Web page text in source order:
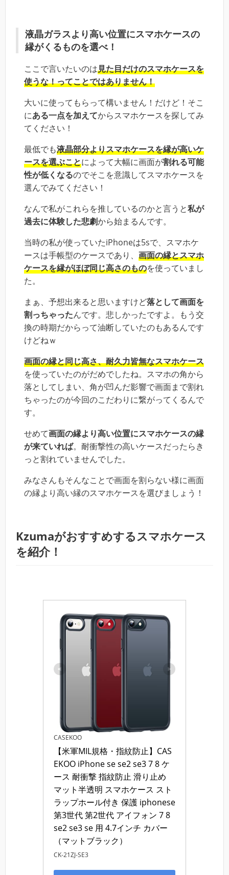
液晶ガラスより高い位置にスマホケースの
縁がくるものを選べ！
ここで言いたいのは見た目だけのスマホケースを
使うな！ってことではありません！
大いに使ってもらって構いません！だけど！そこ
にある一点を加えてからスマホケースを探してみ
てください！
最低でも液晶部分よりスマホケースを縁が高いケ
ースを選ぶことによって大幅に画面が割れる可能
性が低くなるのでそこを意識してスマホケースを
選んでみてください！
なんで私がこれらを推しているのかと言うと私が
過去に体験した悲劇から始まるんです。
当時の私が使っていたiPhoneは5sで、スマホケ
ースは手帳型のケースであり、 画面の縁とスマホ
ケースを縁がほぼ同じ高さのものを使っていまし
た。
まぁ、予想出来ると思いますけど落として画面を
割っちゃったんです。悲しかったですよ。もう交
換の時期だからって油断していたのもあるんです
けどねｗ
画面の縁と同じ高さ、耐久力皆無なスマホケース
を使っていたのがだめでしたね。スマホの角から
落としてしまい、角が凹んだ影響で画面まで割れ
ちゃったのが今回のこだわりに繋がってくるんで
す。
せめて画面の縁より高い位置にスマホケースの縁
が来ていれば。耐衝撃性の高いケースだったらき
っと割れていませんでした。
みなさんもそんなことで画面を割らない様に画面
の縁より高い縁のスマホケースを選びましょう！
Kzumaがおすすめするスマホケース
を紹介！
CASEKOO
【米軍MIL規格・指紋防止】CAS
EKOO iPhone se se2 se3 7 8 ケ
ース 耐衝撃 指紋防止 滑り止め
マット半透明 スマホケース スト
ラップホール付き 保護 iphonese
第3世代 第2世代 アイフォン 7 8
se2 se3 se 用 4.7インチ カバー
（マットブラック）
CK-21ZJ-SE3